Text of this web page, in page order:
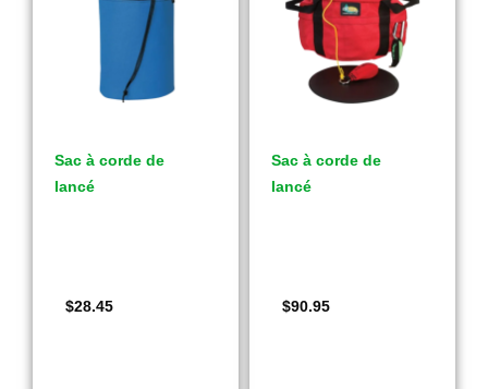
Sac à corde de
lancé
$28.45
Sac à corde de
lancé
$90.95